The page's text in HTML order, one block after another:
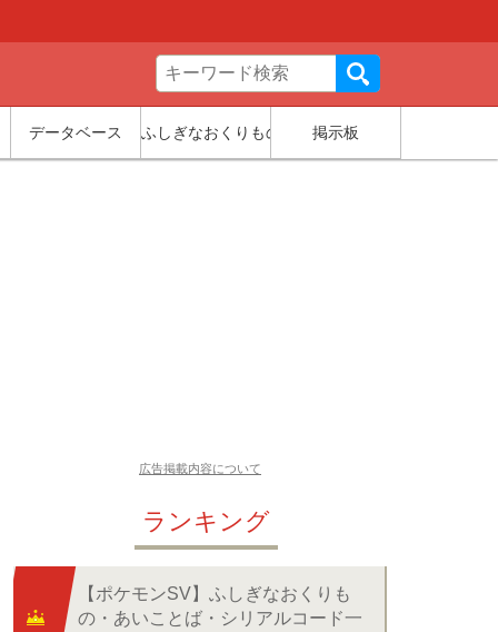
データベース ふしぎなおくりもの 掲示板
広告掲載内容について
ランキング
【ポケモンSV】ふしぎなおくりも
の・あいことば・シリアルコード一